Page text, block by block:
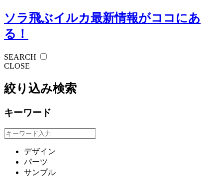
ソラ飛ぶイルカ最新情報がココにあ
る！
SEARCH
CLOSE
絞り込み検索
キーワード
デザイン
パーツ
サンプル